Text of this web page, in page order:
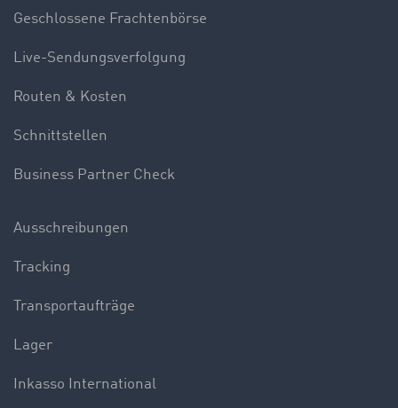
Geschlossene Frachtenbörse
Live-Sendungsverfolgung
Routen & Kosten
Schnittstellen
Business Partner Check
Ausschreibungen
Tracking
Transportaufträge
Lager
Inkasso International